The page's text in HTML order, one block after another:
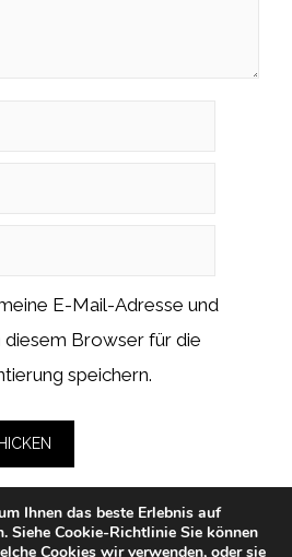
E-Mail-Adresse und
diesem Browser für die
speichern.
Ihnen das beste Erlebnis auf
Siehe Cookie-Richtlinie Sie können
Cookies wir verwenden, oder sie